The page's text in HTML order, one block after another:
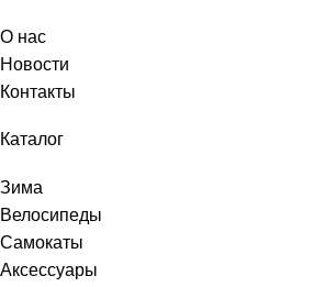
О нас
Новости
Контакты
Каталог
Зима
Велосипеды
Самокаты
Аксессуары